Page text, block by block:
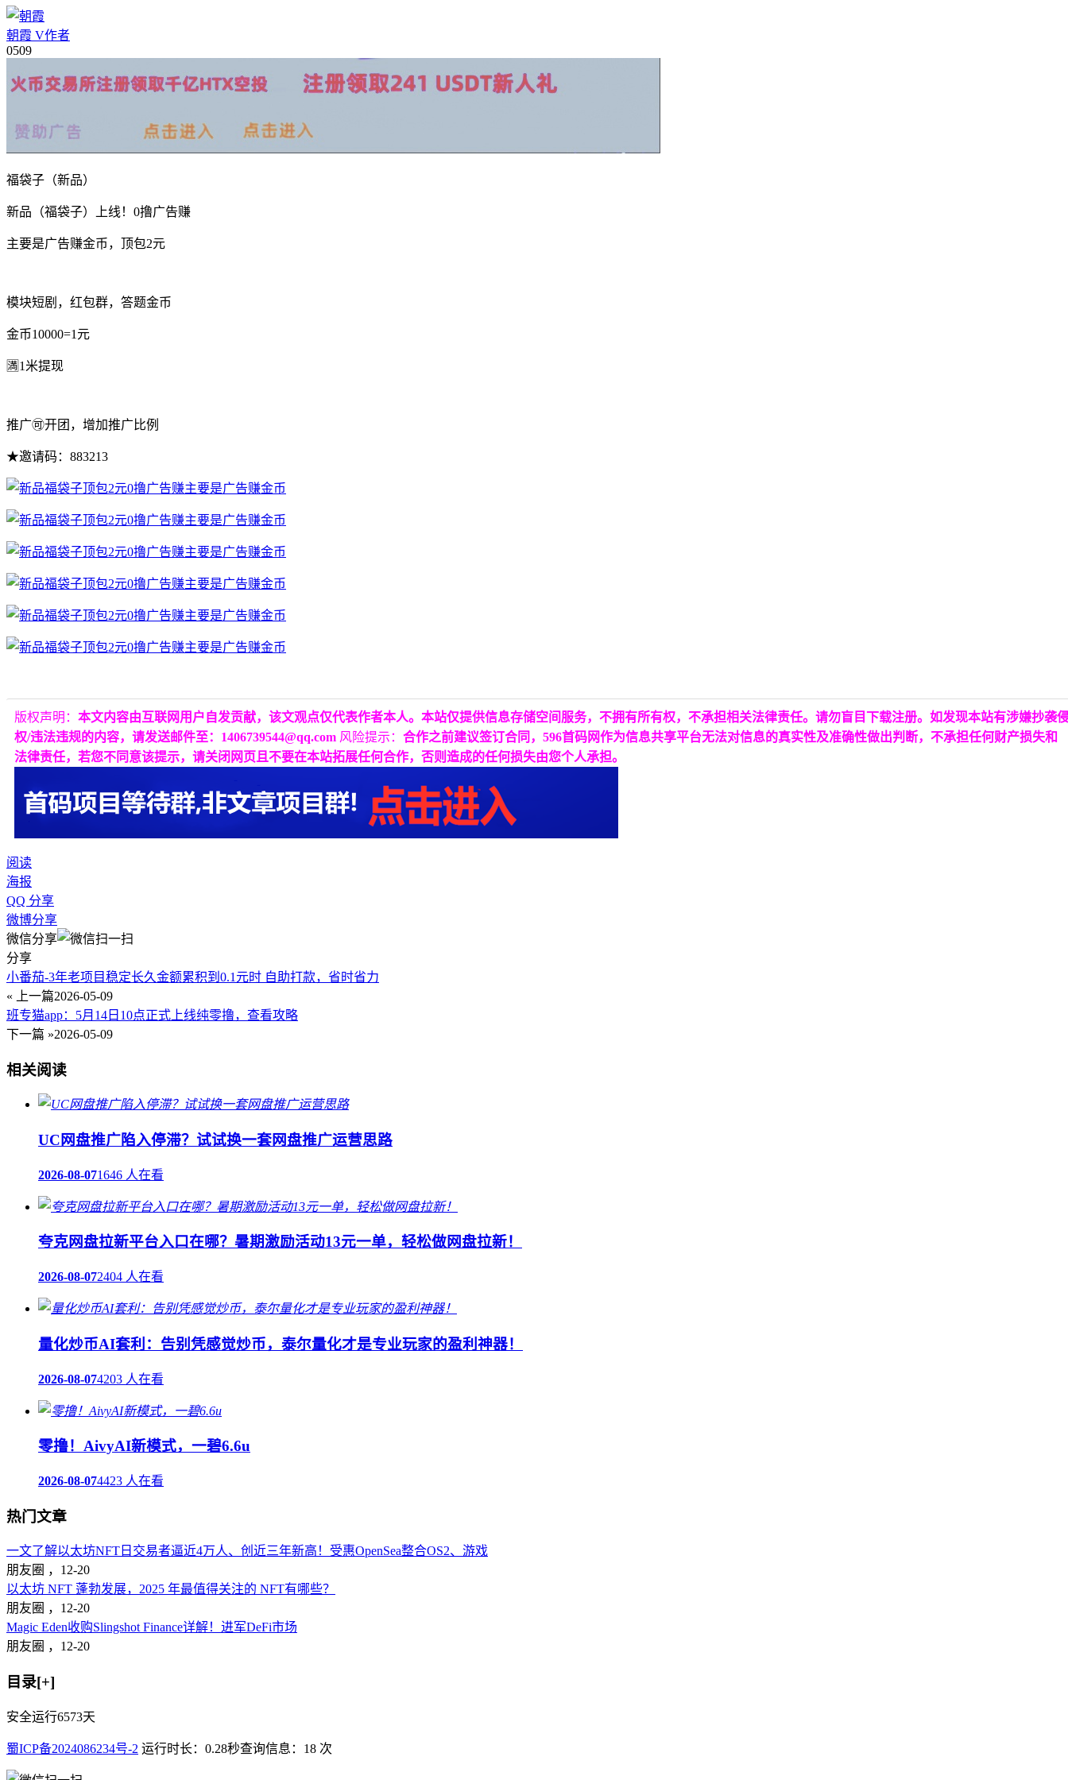
朝霞 V作者
0509
福袋子（新品）
新品（福袋子）上线！0撸广告赚
主要是广告赚金币，顶包2元
模块短剧，红包群，答题金币
金币10000=1元
🈵1米提现
推广🉑开团，增加推广比例
★邀请码：883213
版权声明： 本文内容由互联网用户自发贡献，该文观点仅代表作者本人。本站仅提供信息存储空间服务，不拥有所有权，不承担相关法律责任。请勿盲目下载注册。如发现本站有涉嫌抄袭
权/违法违规的内容，请发送邮件至：1406739544@qq.com 风险提示： 合作之前建议签订合同，596首码网作为信息共享平台无法对信息的真实性及准确性做出判断，不承担任何财产损失和
法律责任，若您不同意该提示，请关闭网页且不要在本站拓展任何合作，否则造成的任何损失由您个人承担。
阅读
海报
QQ 分享
微博分享
微信分享
分享
小番茄-3年老项目稳定长久金额累积到0.1元时 自助打款，省时省力
« 上一篇2026-05-09
班专猫app：5月14日10点正式上线纯零撸，查看攻略
下一篇 »2026-05-09
相关阅读
UC网盘推广陷入停滞？试试换一套网盘推广运营思路
2026-08-071646 人在看
夸克网盘拉新平台入口在哪？暑期激励活动13元一单，轻松做网盘拉新！
2026-08-072404 人在看
量化炒币AI套利：告别凭感觉炒币，泰尔量化才是专业玩家的盈利神器！
2026-08-074203 人在看
零撸！AivyAI新模式，一碧6.6u
2026-08-074423 人在看
热门文章
一文了解以太坊NFT日交易者逼近4万人、创近三年新高！受惠OpenSea整合OS2、游戏
朋友圈 ， 12-20
以太坊 NFT 蓬勃发展，2025 年最值得关注的 NFT有哪些？
朋友圈 ， 12-20
Magic Eden收购Slingshot Finance详解！进军DeFi市场
朋友圈 ， 12-20
目录[+]
安全运行6573天
蜀ICP备2024086234号-2 运行时长：0.28秒查询信息：18 次